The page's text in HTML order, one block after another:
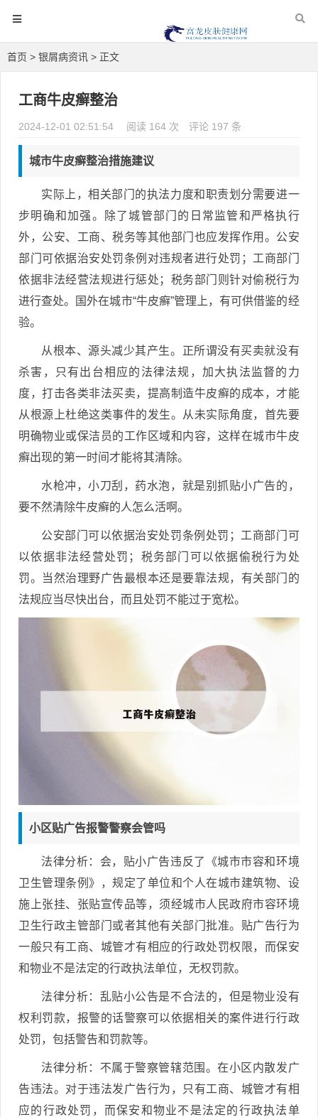
首页 > 银屑病资讯 > 正文
工商牛皮癣整治
2024-12-01 02:51:54 阅读 164 次 评论 197 条
城市牛皮癣整治措施建议
实际上，相关部门的执法力度和职责划分需要进一
步明确和加强。除了城管部门的日常监管和严格执行
外，公安、工商、税务等其他部门也应发挥作用。公安
部门可依据治安处罚条例对违规者进行处罚；工商部门
依据非法经营法规进行惩处；税务部门则针对偷税行为
进行查处。国外在城市“牛皮癣”管理上，有可供借鉴的经
验。
从根本、源头减少其产生。正所谓没有买卖就没有
杀害，只有出台相应的法律法规，加大执法监督的力
度，打击各类非法买卖，提高制造牛皮癣的成本，才能
从根源上杜绝这类事件的发生。从未实际角度，首先要
明确物业或保洁员的工作区域和内容，这样在城市牛皮
癣出现的第一时间才能将其清除。
水枪冲，小刀刮，药水泡，就是别抓贴小广告的，
要不然清除牛皮癣的人怎么活啊。
公安部门可以依据治安处罚条例处罚；工商部门可
以依据非法经营处罚；税务部门可以依据偷税行为处
罚。当然治理野广告最根本还是要靠法规，有关部门的
法规应当尽快出台，而且处罚不能过于宽松。
小区贴广告报警警察会管吗
法律分析：会，贴小广告违反了《城市市容和环境
卫生管理条例》，规定了单位和个人在城市建筑物、设
施上张挂、张贴宣传品等，须经城市人民政府市容环境
卫生行政主管部门或者其他有关部门批准。贴广告行为
一般只有工商、城管才有相应的行政处罚权限，而保安
和物业不是法定的行政执法单位，无权罚款。
法律分析：乱贴小公告是不合法的，但是物业没有
权利罚款，报警的话警察可以依据相关的案件进行行政
处罚，包括警告和罚款等。
法律分析：不属于警察管辖范围。在小区内散发广
告违法。对于违法发广告行为，只有工商、城管才有相
应的行政处罚，而保安和物业不是法定的行政执法单